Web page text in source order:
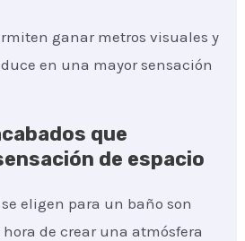
ganar metros visuales y
en una mayor sensación
que
de espacio
eligen para un baño son
de crear una atmósfera